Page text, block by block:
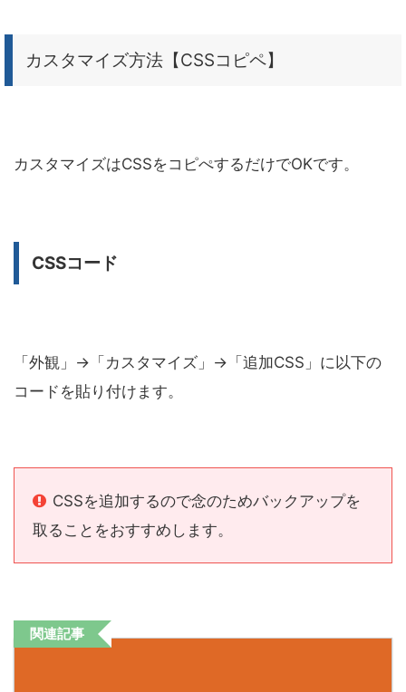
カスタマイズ方法【CSSコピペ】
カスタマイズはCSSをコピぺするだけでOKです。
CSSコード
「外観」→「カスタマイズ」→「追加CSS」に以下の
コードを貼り付けます。
CSSを追加するので念のためバックアップを
取ることをおすすめします。
関連記事